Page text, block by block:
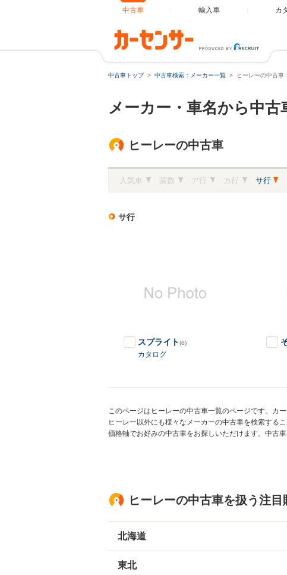
中古車 輸入車 カ
中古車トップ 中古車検索：メーカー一覧 ヒーレーの中古車
メーカー・車名から中古
ヒーレーの中古車
人気車 英数 ア行 カ行 サ行
サ行
スプライト(6)
カタログ
このページはヒーレーの中古車一覧のページです。カ
ヒーレー以外にも様々なメーカーの中古車を検索する
価格軸でお好みの中古車をお探しいただけます。中古
ヒーレーの中古車を扱う注
北海道
東北